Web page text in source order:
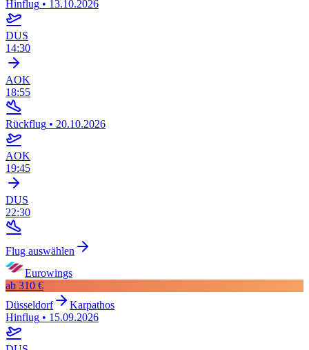
Hinflug • 13.10.2026
DUS
14:30
AOK
18:55
Rückflug • 20.10.2026
AOK
19:45
DUS
22:30
Flug auswählen
Eurowings
ab 310 €
Düsseldorf
Karpathos
Hinflug • 15.09.2026